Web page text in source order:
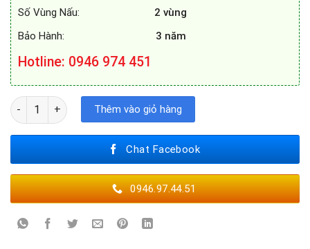
Số Vùng Nấu: 2 vùng
Bảo Hành: 3 năm
Hotline: 0946 974 451
BẾP TỪ BAUER BE 32SS số lượng
Thêm vào giỏ hàng
Chat Facebook
0946.97.44.51